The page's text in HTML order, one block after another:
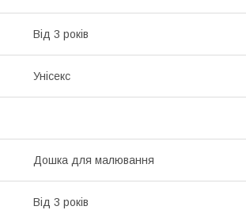
Від 3 років
Унісекс
Дошка для малювання
Від 3 років